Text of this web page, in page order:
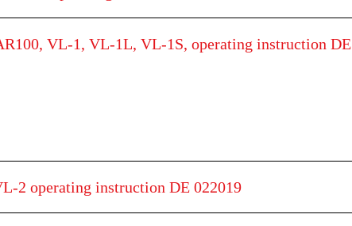
VL-1, VL-1L, VL-1S, operating instruction DE
2 operating instruction DE 022019